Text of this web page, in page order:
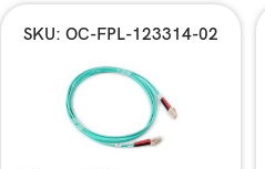
SKU: OC-FPL-123314-02